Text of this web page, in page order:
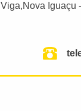
Nova Iguaçu